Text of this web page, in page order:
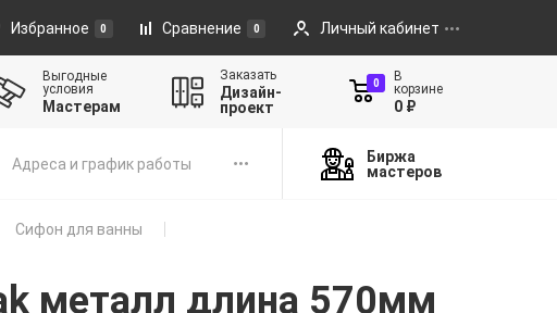
Избранное 0 Сравнение 0 Личный кабинет
Выгодные
условия
Мастерам
Заказать
Дизайн-
проект
0
В
корзине
0 ₽
Адреса и график работы
Биржа
мастеров
Сифон для ванны
металл длина 570мм